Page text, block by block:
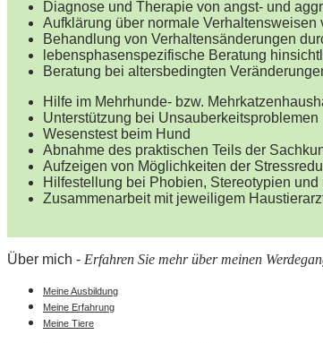
Diagnose und Therapie von angst- und
Aufklärung über normale Verhaltensweisen
Behandlung von Verhaltensänderungen
lebensphasenspezifische Beratung
Beratung bei altersbedingten
Hilfe im Mehrhunde- bzw.
Unterstützung bei Unsauberkeitsproblemen
Wesenstest beim Hund
Abnahme des praktischen Teils der
Aufzeigen von Möglichkeiten der
Hilfestellung bei Phobien, Stereotypien
Zusammenarbeit mit jeweiligem
Über mich - Erfahren Sie mehr über meinen
Meine Ausbildung
Meine Erfahrung
Meine Tiere